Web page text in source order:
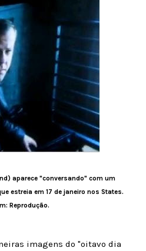
aparece "conversando" com um
estreia em 17 de janeiro nos States.
Reprodução.
imagens do "oitavo dia